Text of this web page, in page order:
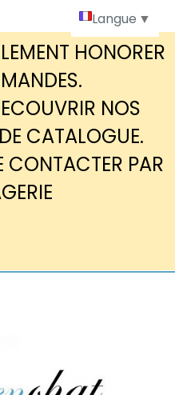
HONORER
NOS
CATALOGUE.
CONTACTER PAR
Langue ▼